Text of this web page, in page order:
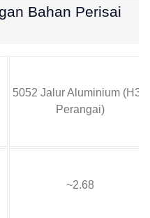
Bahan Perisai
5052 Jalur Aluminium (H32
Perangai)
~2.68